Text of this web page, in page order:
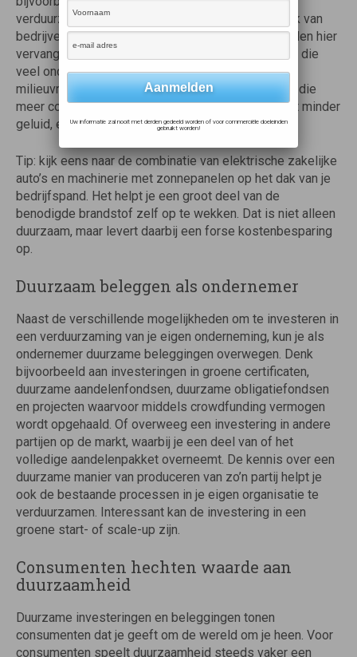
verduurzaamd. Datzelfde geldt voor het wagenpark van
bedrijven. De zakelijke voertuigen op benzine worden hier
vervangen door elektrische alternatieven. Collega’s die
veel onderweg zijn profiteren niet alleen van een
milieuvriendelijker voertuig, maar ook van een auto die
meer comfort biedt. De auto trekt sneller op, maakt minder
geluid, enzovoorts.
Tip: kijk eens naar de combinatie van elektrische zakelijke
auto’s en machinerie met zonnepanelen op het dak van je
bedrijfspand. Het helpt je een groot deel van de
benodigde brandstof zelf op te wekken. Dat is niet alleen
duurzaam, maar levert daarbij een forse kostenbesparing
op.
Duurzaam beleggen als ondernemer
Naast de verschillende mogelijkheden om te investeren in
een verduurzaming van je eigen onderneming, kun je als
ondernemer duurzame beleggingen overwegen. Denk
bijvoorbeeld aan investeringen in groene certificaten,
duurzame aandelenfondsen, duurzame obligatiefondsen
en projecten waarvoor middels crowdfunding vermogen
wordt opgehaald. Of overweeg een investering in andere
partijen op de markt, waarbij je een deel van of het
volledige aandelenpakket overneemt. De kennis over een
duurzame manier van produceren van zo’n partij helpt je
ook de bestaande processen in je eigen organisatie te
verduurzamen. Interessant kan de investering in een
groene start- of scale-up zijn.
Consumenten hechten waarde aan
duurzaamheid
Duurzame investeringen en beleggingen tonen
consumenten dat je geeft om de wereld om je heen. Voor
consumenten speelt duurzaamheid steeds vaker een
Uw informatie zal nooit met derden gedeeld worden of voor commerciële doeleinden
gebruikt worden!